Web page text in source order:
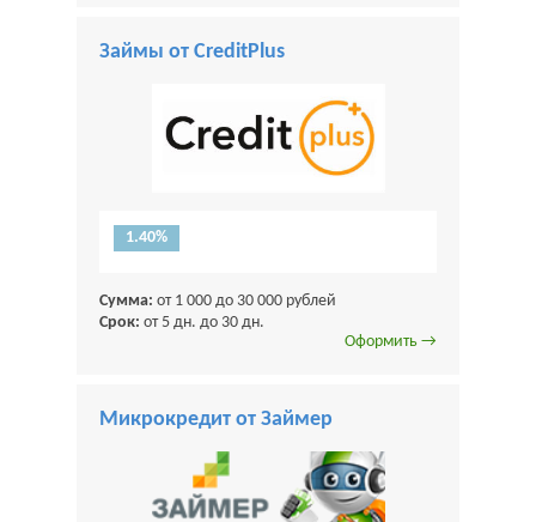
Займы от CreditPlus
1.40%
Сумма: от 1 000 до 30 000 рублей
Срок: от 5 дн. до 30 дн.
Оформить →
Микрокредит от Займер